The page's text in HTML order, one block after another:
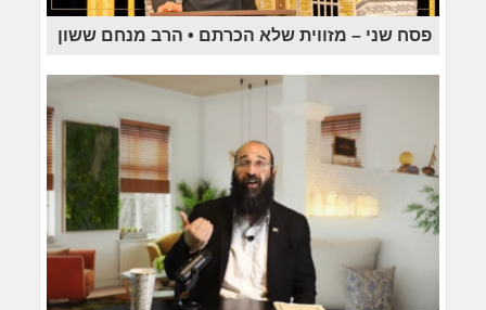
פסח שני – מזווית שלא הכרתם • הרב מנחם ששון